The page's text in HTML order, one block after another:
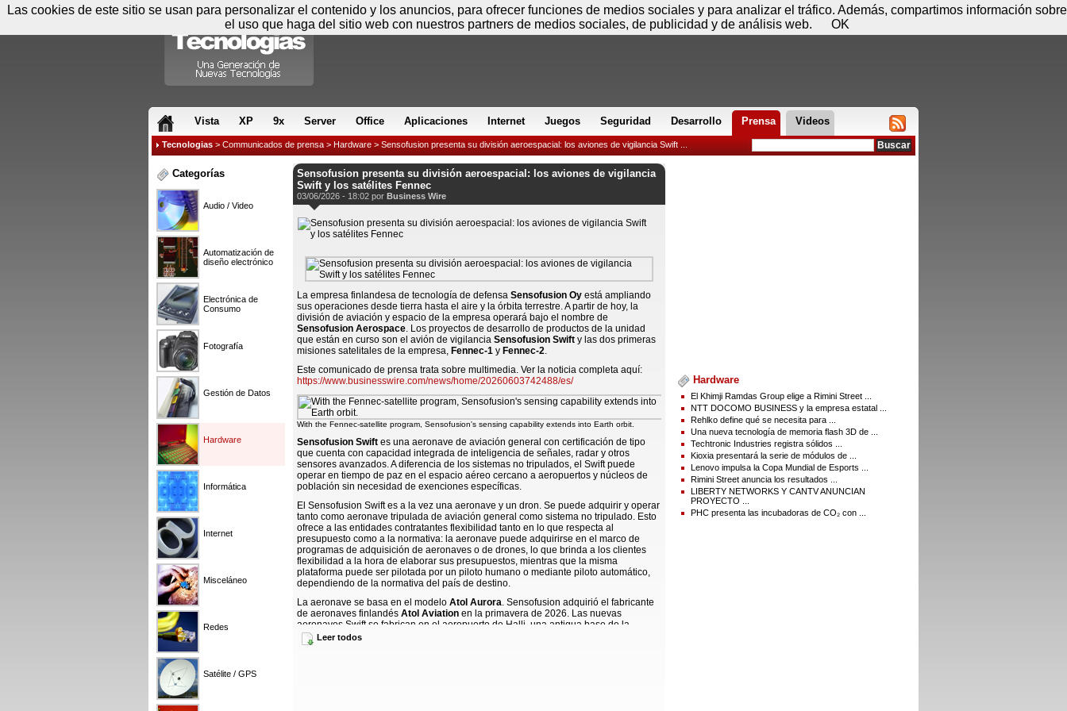
Vista XP 9x Server Office Aplicaciones Internet Juegos Seguridad Desarrollo Prensa Videos
Tecnologias > Communicados de prensa > Hardware > Sensofusion presenta su división aeroespacial: los aviones de vigilancia Swift ...
Categorías
Audio / Video
Automatización de
diseño electrónico
Electrónica de
Consumo
Fotografía
Gestión de Datos
Hardware
Informática
Internet
Misceláneo
Redes
Satélite / GPS
Sensofusion presenta su división aeroespacial: los aviones de vigilancia
Swift y los satélites Fennec
03/06/2026 - 18:02 por Business Wire
La empresa finlandesa de tecnología de defensa Sensofusion Oy está ampliando
sus operaciones desde tierra hasta el aire y la órbita terrestre. A partir de hoy, la
división de aviación y espacio de la empresa operará bajo el nombre de
Sensofusion Aerospace. Los proyectos de desarrollo de productos de la unidad
que están en curso son el avión de vigilancia Sensofusion Swift y las dos primeras
misiones satelitales de la empresa, Fennec-1 y Fennec-2.
Este comunicado de prensa trata sobre multimedia. Ver la noticia completa aquí:
https://www.businesswire.com/news/home/20260603742488/es/
With the Fennec-satellite program, Sensofusion's sensing capability extends into Earth orbit.
Sensofusion Swift es una aeronave de aviación general con certificación de tipo
que cuenta con capacidad integrada de inteligencia de señales, radar y otros
sensores avanzados. A diferencia de los sistemas no tripulados, el Swift puede
operar en tiempo de paz en el espacio aéreo cercano a aeropuertos y núcleos de
población sin necesidad de exenciones específicas.
El Sensofusion Swift es a la vez una aeronave y un dron. Se puede adquirir y operar
tanto como aeronave tripulada de aviación general como sistema no tripulado. Esto
ofrece a las entidades contratantes flexibilidad tanto en lo que respecta al
presupuesto como a la normativa: la aeronave puede adquirirse en el marco de
programas de adquisición de aeronaves o de drones, lo que brinda a los clientes
flexibilidad a la hora de elaborar sus presupuestos, mientras que la misma
plataforma puede ser pilotada por un piloto humano o mediante piloto automático,
dependiendo de la normativa del país de destino.
La aeronave se basa en el modelo Atol Aurora. Sensofusion adquirió el fabricante
de aeronaves finlandés Atol Aviation en la primavera de 2026. Las nuevas
aeronaves Swift se fabrican en el aeropuerto de Halli, una antigua base de la
Fuerza Aérea Finlandesa, y se equipan con el sistema antidrones
sensor aéreo suele tener un alcance entre tres y cinco veces superior al de un
Leer todos
Hardware
El Khimji Ramdas Group elige a Rimini Street ...
NTT DOCOMO BUSINESS y la empresa estatal ...
Rehlko define qué se necesita para ...
Una nueva tecnología de memoria flash 3D de ...
Techtronic Industries registra sólidos ...
Kioxia presentará la serie de módulos de ...
Lenovo impulsa la Copa Mundial de Esports ...
Rimini Street anuncia los resultados ...
LIBERTY NETWORKS Y CANTV ANUNCIAN
PROYECTO ...
PHC presenta las incubadoras de CO₂ con ...
Viernes 07 de agosto - 14:18 Registrar Conectar
Las cookies de este sitio se usan para personalizar el contenido y los anuncios, para ofrecer funciones de medios sociales y para analizar el tráfico. Además, compartimos información sobre
el uso que haga del sitio web con nuestros partners de medios sociales, de publicidad y de análisis web.
OK